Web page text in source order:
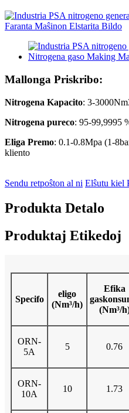
Mallonga Priskribo:
Nitrogena Kapacito: 3-
Nitrogena pureco: 95-99,9995
Eliga Premo: 0.1-0.8Mpa (1-
kliento
Sendu retpoŝton al ni Elŝutu kiel
Produkta Detalo
Produktaj Etikedoj
Specifo
eligo
(Nm³/h)
Efika
(Nm³/
ORN-
5A
5 0.76
ORN-
10A
10 1.73